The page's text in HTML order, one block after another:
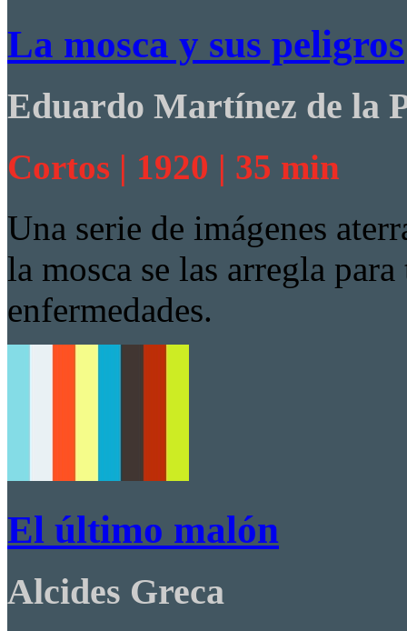
La mosca y sus peligros
Eduardo Martínez de la
Cortos | 1920 | 35 min
Una serie de imágenes
la mosca se las arregla
enfermedades.
El último malón
Alcides Greca